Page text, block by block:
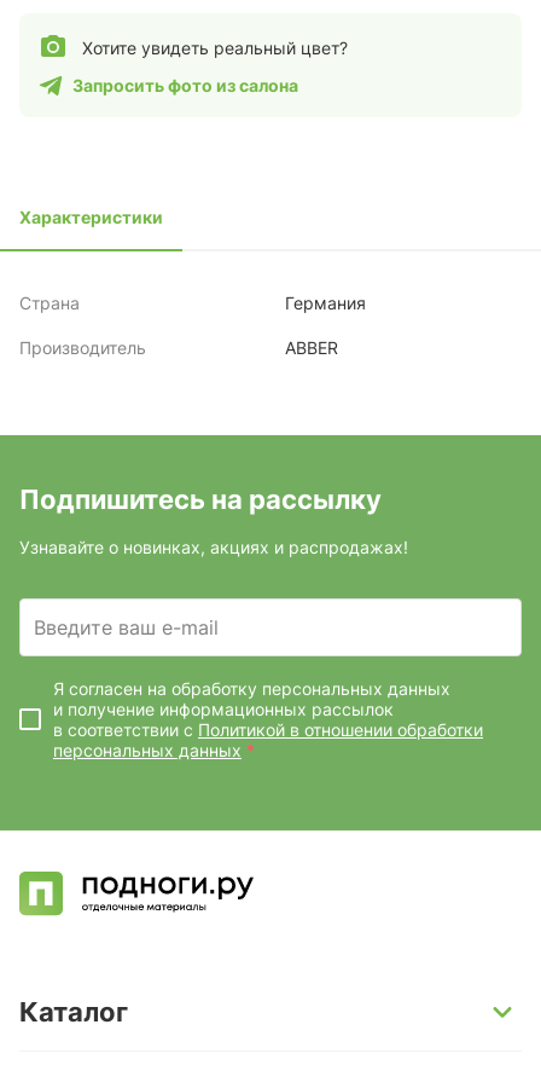
Хотите увидеть реальный цвет?
Запросить фото из салона
Характеристики
Страна Германия
Производитель ABBER
Подпишитесь на рассылку
Узнавайте о новинках, акциях и распродажах!
Введите ваш e-mail
Я согласен на обработку персональных данных
и получение информационных рассылок
в соответствии с Политикой в отношении обработки
персональных данных *
Каталог